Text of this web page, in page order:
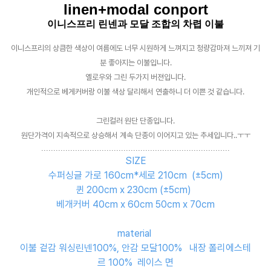
linen+modal conport
이니스프리 린넨과 모달 조합의 차렵 이불
이니스프리의 상큼한 색상이 여름에도 너무 시원하게 느껴지고 청량감마져 느끼져 기
분 좋아지는 이불입니다.
옐로우와 그린 두가지 버젼입니다.
개인적으로 베게커버랑 이불 색상 달리해서 연출하니 더 이쁜 것 같습니다.
그린컬러 원단 단종입니다.
원단가격이 지속적으로 상승해서 계속 단종이 이어지고 있는 추세입니다..ㅜㅜ
SIZE
수퍼싱글 가로 160cm*세로 210cm (±5cm)
퀸 200cm x 230cm (±5cm)
베개커버 40cm x 60cm 50cm x 70cm
material
이불 겉감 워싱린넨100%, 안감 모달100% 내장 폴리에스테
르 100% 레이스 면